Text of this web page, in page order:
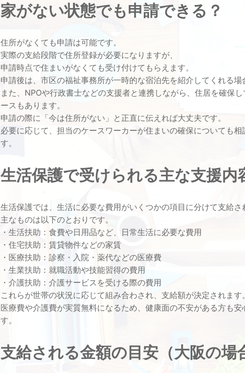
家がない状態でも申請できる？
住所がなくても申請は可能です。
実際の支給段階で住所登録が必要になりますが、
申請時点で住まいがなくても受け付けてもらえます。
申請後は、市区の福祉事務所が一時的な宿泊先を紹介してくれる場
また、NPOや行政書士などの支援者と連携しながら、住居を確保
ースもあります。
申請の際に「今は住所がない」と正直に伝えれば大丈夫です。
必要に応じて、担当のケースワーカーが住まいの確保についても相
す。
生活保護で受けられる主な支援内
生活保護では、生活に必要な費用がいくつかの項目に分けて支給さ
主なものは以下のとおりです。
・生活扶助：食費や日用品など、日常生活に必要な費用
・住宅扶助：賃貸物件などの家賃
・医療扶助：診察・入院・薬代などの医療費
・生業扶助：就職活動や技能習得の費用
・介護扶助：介護サービスを受ける際の費用
これらが世帯の状況に応じて組み合わされ、支給額が決定されます。
医療費や介護費が実質無料になるため、健康面の不安がある方も安
す。
支給される金額の目安（大阪の場